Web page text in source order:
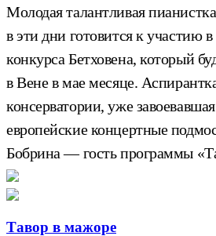
Молодая талантливая
в эти дни готовится к участию
конкурса Бетховена, который
в Вене в мае месяце.
консерватории, уже
европейские концертные
Бобрина — гость программы
Тавор в мажоре